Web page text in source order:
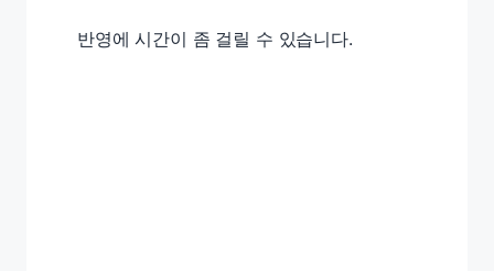
반영에 시간이 좀 걸릴 수 있습니다.